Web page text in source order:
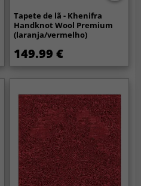
Tapete de lã - Khenifra
Handknot Wool Premium
(laranja/vermelho)
149.99 €